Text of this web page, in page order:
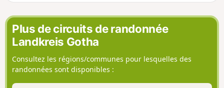
Plus de circuits de randonnée
Landkreis Gotha
Consultez les régions/communes pour lesquelles des
randonnées sont disponibles :